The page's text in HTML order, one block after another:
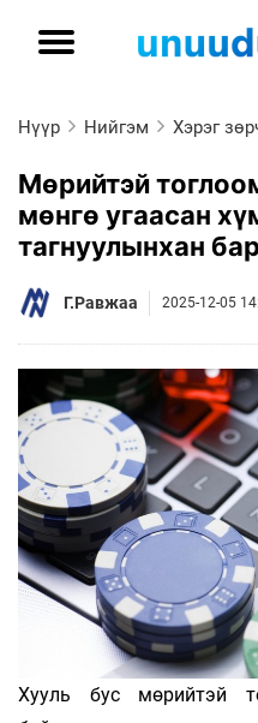
Нүүр Нийгэм Хэрэг
Мөрийтэй
мөнгө угаасан
тагнуулынхан
Г.Равжаа 2025-12-05
Хууль бус мөрийтэй